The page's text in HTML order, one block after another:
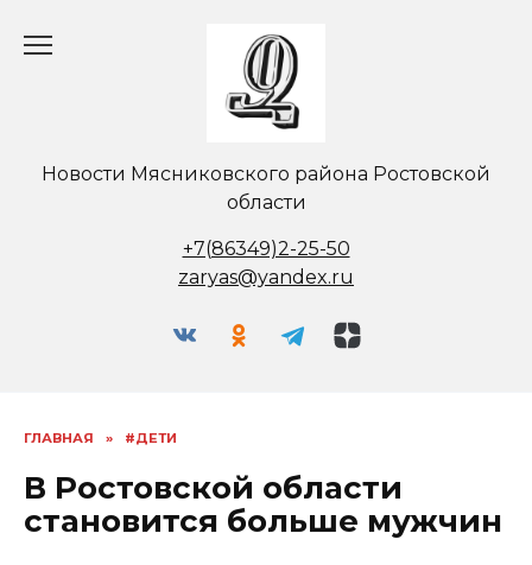
Новости Мясниковского района Ростовской
области
+7(86349)2-25-50
zaryas@yandex.ru
ГЛАВНАЯ » #ДЕТИ
В Ростовской области
становится больше мужчин